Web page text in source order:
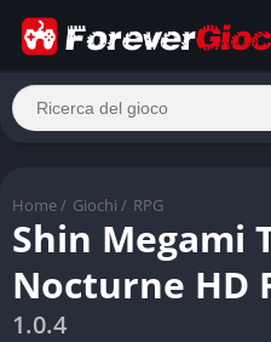
Home / Giochi / RPG
Shin Megami
Nocturne HD
1.0.4